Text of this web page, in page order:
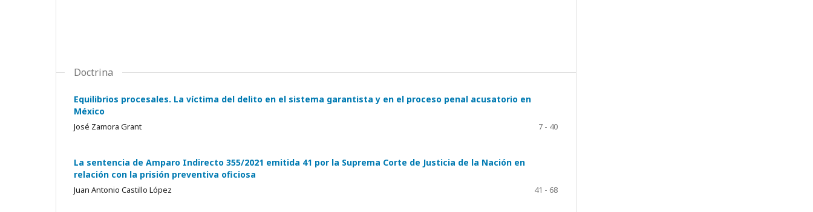
Doctrina
Equilibrios procesales. La víctima del delito en el sistema garantista y en el proceso penal acusatorio en
México
José Zamora Grant 7 - 40
La sentencia de Amparo Indirecto 355/2021 emitida 41 por la Suprema Corte de Justicia de la Nación en
relación con la prisión preventiva oficiosa
Juan Antonio Castillo López 41 - 68